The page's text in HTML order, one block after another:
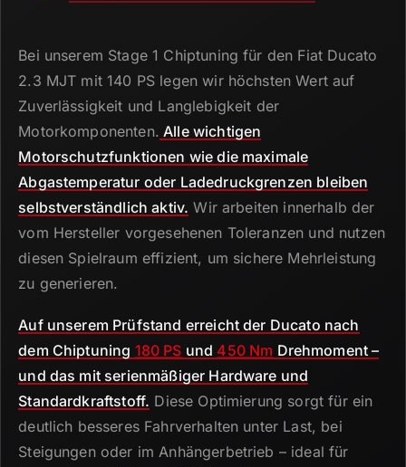
Bei unserem Stage 1 Chiptuning für den Fiat Ducato
2. 3 MJT mit 140 PS legen wir höchsten Wert auf
Zuverlässigkeit und Langlebigkeit der
Motorkomponenten. Alle wichtigen
Motorschutzfunktionen wie die maximale
Abgastemperatur oder Ladedruckgrenzen bleiben
selbstverständlich aktiv. Wir arbeiten innerhalb der
vom Hersteller vorgesehenen Toleranzen und nutzen
diesen Spielraum effizient, um sichere Mehrleistung
zu generieren.
Auf unserem Prüfstand erreicht der Ducato nach
dem Chiptuning 180 PS und 450 Nm Drehmoment –
und das mit serienmäßiger Hardware und
Standardkraftstoff. Diese Optimierung sorgt für ein
deutlich besseres Fahrverhalten unter Last, bei
Steigungen oder im Anhängerbetrieb – ideal für